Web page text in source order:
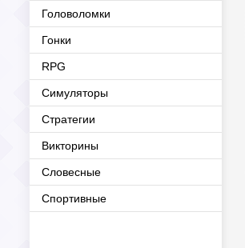
Головоломки
Гонки
RPG
Симуляторы
Стратегии
Викторины
Словесные
Спортивные